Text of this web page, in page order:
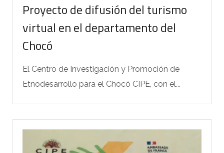
Proyecto de difusión del turismo
virtual en el departamento del
Chocó
El Centro de Investigación y Promoción de
Etnodesarrollo para el Chocó CIPE, con el...